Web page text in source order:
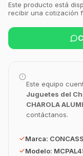
Este producto está
recibir una cotización
Este equipo
Juguetes del
CHAROLA
contáctanos.
Marca:
Modelo:
¡Hola
de
Buscar
Ver